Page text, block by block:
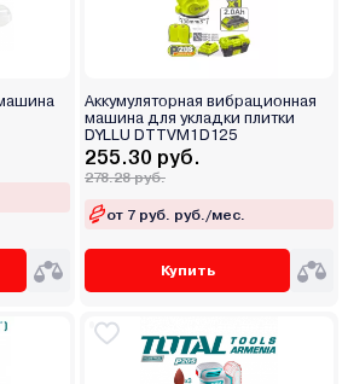
Аккумуляторная вибрационная
машина для укладки плитки
DYLLU DTTVM1D125
255.30 руб.
278.28 руб.
от 7 руб. руб./мес.
Купить